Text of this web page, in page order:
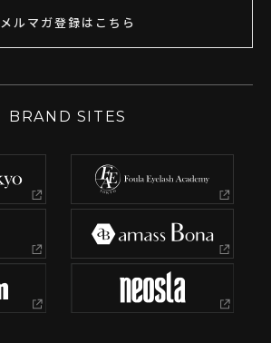
メルマガ登録はこちら
BRAND SITES